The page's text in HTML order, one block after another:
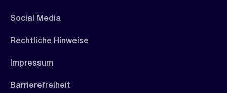
Social Media
Rechtliche Hinweise
Impressum
Barrierefreiheit